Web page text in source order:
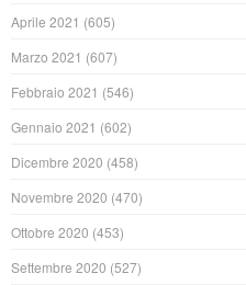
Aprile 2021 (605)
Marzo 2021 (607)
Febbraio 2021 (546)
Gennaio 2021 (602)
Dicembre 2020 (458)
Novembre 2020 (470)
Ottobre 2020 (453)
Settembre 2020 (527)